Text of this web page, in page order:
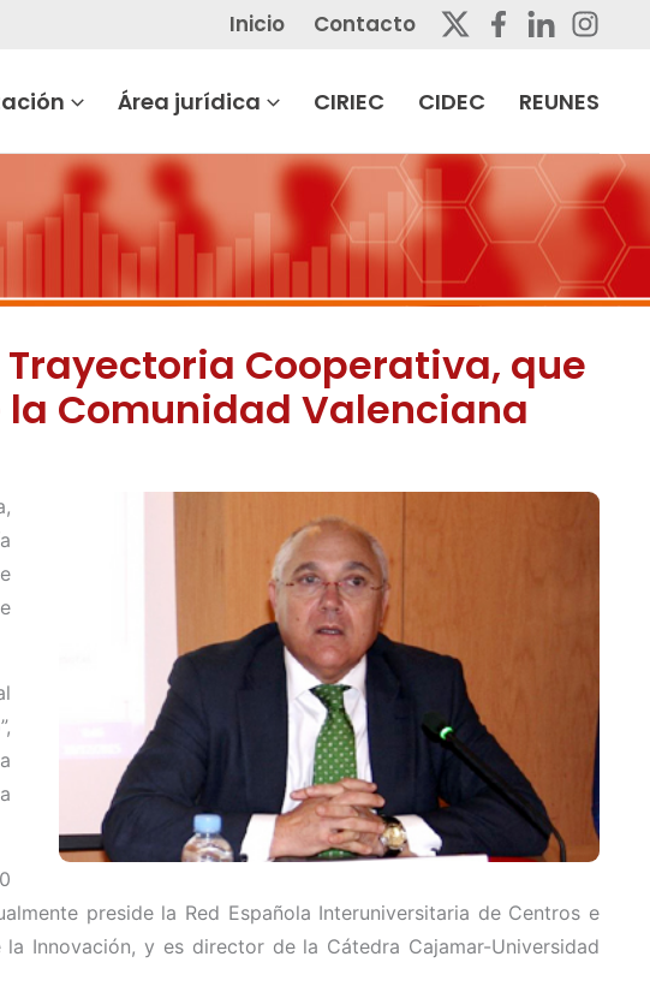
Inicio Contacto
Área jurídica CIRIEC CIDEC REUNES
Cooperativa, que
Comunidad Valenciana
preside la Red Española Interuniversitaria de Centros e
Innovación, y es director de la Cátedra Cajamar-Universidad